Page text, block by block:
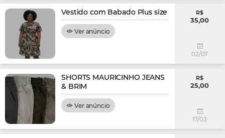
Vestido com Babado Plus size
Ver anúncio
R$
35,00
02/07
SHORTS MAURICINHO JEANS
& BRIM
Ver anúncio
R$
25,00
17/03